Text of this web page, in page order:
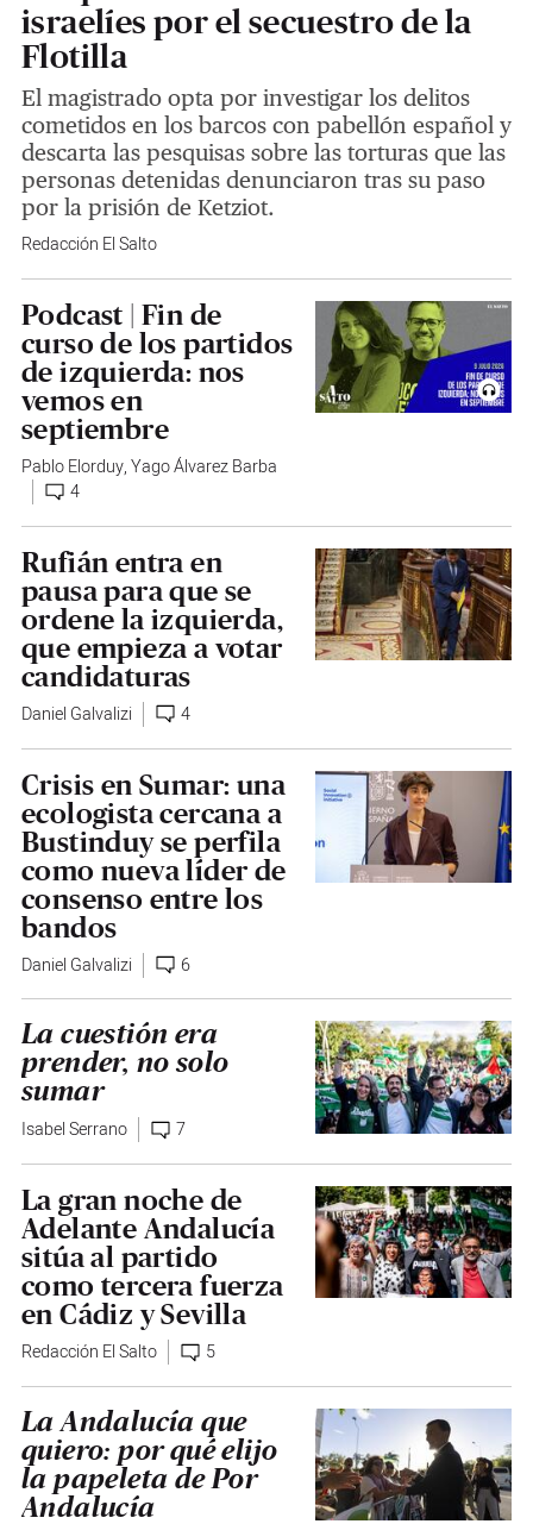
israelíes por el secuestro de la
Flotilla
El magistrado opta por investigar los delitos
cometidos en los barcos con pabellón español y
descarta las pesquisas sobre las torturas que las
personas detenidas denunciaron tras su paso
por la prisión de Ketziot.
Redacción El Salto
Podcast | Fin de
curso de los partidos
de izquierda: nos
vemos en
septiembre
Pablo Elorduy,Yago Álvarez Barba
4
Rufián entra en
pausa para que se
ordene la izquierda,
que empieza a votar
candidaturas
Daniel Galvalizi 4
Crisis en Sumar: una
ecologista cercana a
Bustinduy se perfila
como nueva líder de
consenso entre los
bandos
Daniel Galvalizi 6
La cuestión era
prender, no solo
sumar
Isabel Serrano 7
La gran noche de
Adelante Andalucía
sitúa al partido
como tercera fuerza
en Cádiz y Sevilla
Redacción El Salto 5
La Andalucía que
quiero: por qué elijo
la papeleta de Por
Andalucía